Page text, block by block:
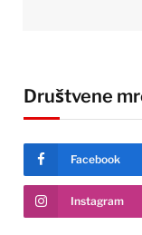
Društvene
Facebook
Instagram